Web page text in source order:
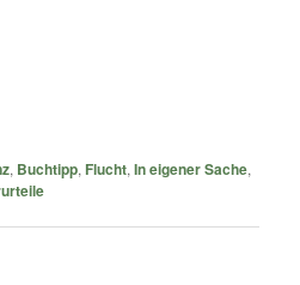
, Buchtipp, Flucht,In eigener Sache,